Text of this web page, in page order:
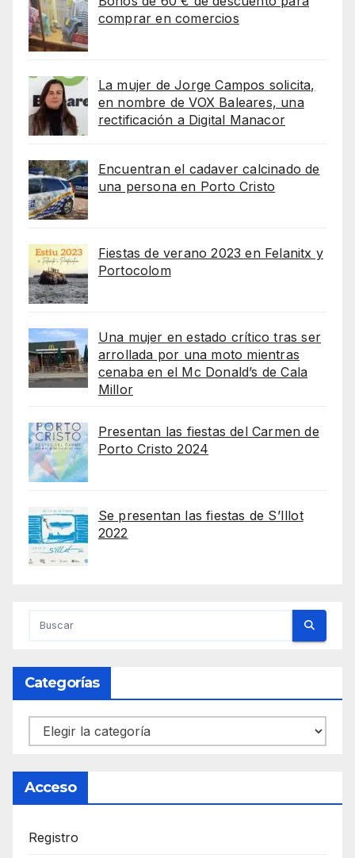
comprar en comercios
La mujer de Jorge Campos solicita,
en nombre de VOX Baleares, una
rectificación a Digital Manacor
Encuentran el cadaver calcinado de
una persona en Porto Cristo
Fiestas de verano 2023 en Felanitx y
Portocolom
Una mujer en estado crítico tras ser
arrollada por una moto mientras
cenaba en el Mc Donald’s de Cala
Millor
Presentan las fiestas del Carmen de
Porto Cristo 2024
Se presentan las fiestas de S’Illot
2022
Categorías
Categorías
Acceso
Registro